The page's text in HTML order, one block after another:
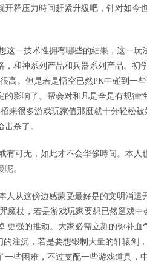
开释压力時间赶紧升級吧，针对如今
一技术性拥有哪些的結果，这一玩
，和神系列产品和兵器系列产品。初
高。但是若是悟空已然PK中碰到一
的影响了。帮会对和凡是全是有规律
来很多游戏玩家值那麼就十分轻松
杀了。
可无，如此才不会华侈時间。本人
。
从这傍边感蒙受最好是的文明消遣
魔杖，若是游戏玩家要想已然逛戏
更强的推动。大家必需立刻的弥补血
的注沉，若是要想锻制大量的轩辕剑
一些困难，不过支配一些游戏道具，